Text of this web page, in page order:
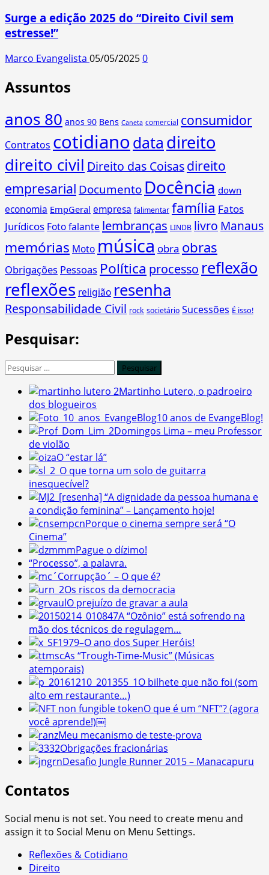
Surge a edição 2025 do “Direito Civil sem
estresse!”
Marco Evangelista 05/05/20250
Assuntos
anos 80 anos 90 Bens Caneta comercial consumidor
Contratos cotidianodata direito
direito civil Direito das Coisasdireito
empresarial Documento Docência down
economia EmpGeral empresa falimentar família Fatos
Jurídicos Foto falante lembranças LINDB livro Manaus
memórias Moto música obra obras
Obrigações Pessoas Política processo reflexão
reflexões religião resenha
Responsabilidade Civil rock societário Sucessões É isso!
Pesquisar:
Pesquisar
Martinho Lutero, o padroeiro
dos blogueiros
10 anos de EvangeBlog!
Domingos Lima – meu Professor
de violão
O “estar lá”
O que torna um solo de guitarra
inesquecível?
[resenha] “A dignidade da pessoa humana e
a condição feminina” – Lançamento hoje!
Porque o cinema sempre será “O
Cinema”
Pague o dízimo!
“Processo”, a palavra.
´Corrupção´ – O que é?
Os riscos da democracia
O prejuízo de gravar a aula
A “Ozônio” está sofrendo na
mão dos técnicos de regulagem…
1979–O ano dos Super Heróis!
As “Trough-Time-Music” (Músicas
atemporais)
O bilhete que não foi (som
alto em restaurante…)
O que é um “NFT”? (agora
você aprende!)￼
Meu mecanismo de teste-prova
Obrigações fracionárias
Desafio Jungle Runner 2015 – Manacapuru
Contatos
Social menu is not set. You need to create menu and
assign it to Social Menu on Menu Settings.
Reflexões & Cotidiano
Direito